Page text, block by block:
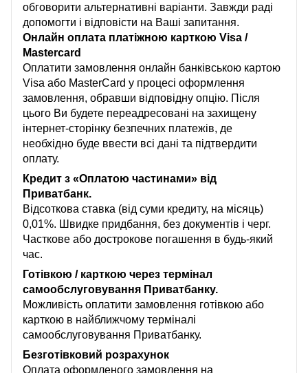
обговорити альтернативні варіанти. Завжди раді
допомогти і відповісти на Ваші запитання.
Онлайн оплата платіжною карткою Visa /
Mastercard
Оплатити замовлення онлайн банківською картою
Visa або MasterCard у процесі оформлення
замовлення, обравши відповідну опцію. Після
цього Ви будете переадресовані на захищену
інтернет-сторінку безпечних платежів, де
необхідно буде ввести всі дані та підтвердити
оплату.
Кредит з «Оплатою частинами» від
Приватбанк.
Відсоткова ставка (від суми кредиту, на місяць)
0,01%. Швидке придбання, без документів і черг.
Часткове або дострокове погашення в будь-який
час.
Готівкою / карткою через термінал
самообслуговування Приватбанку.
Можливість оплатити замовлення готівкою або
карткою в найближчому терміналі
самообслуговування Приватбанку.
Безготівковий розрахунок
Оплата оформленого замовлення на